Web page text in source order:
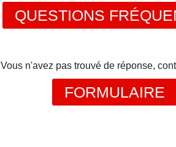
QUESTIONS
Vous n'avez pas trouvé de réponse,
FORMULAIRE